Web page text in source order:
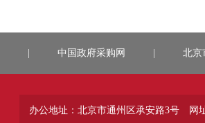
中国政府采购网 北京
办公地址：北京市通州区承安路3号 网